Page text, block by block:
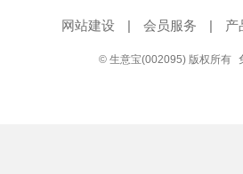
网站建设 | 会员服务 | 产
© 生意宝(002095) 版权所有